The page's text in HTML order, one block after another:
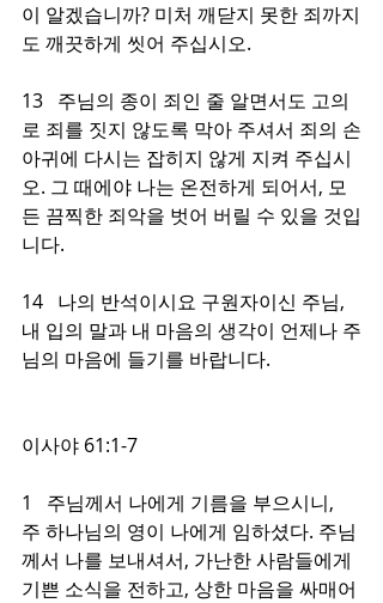
이 알겠습니까? 미처 깨닫지 못한 죄까지
도 깨끗하게 씻어 주십시오.
13   주님의 종이 죄인 줄 알면서도 고의
로 죄를 짓지 않도록 막아 주셔서 죄의 손
아귀에 다시는 잡히지 않게 지켜 주십시
오. 그 때에야 나는 온전하게 되어서, 모
든 끔찍한 죄악을 벗어 버릴 수 있을 것입
니다.
14   나의 반석이시요 구원자이신 주님,
내 입의 말과 내 마음의 생각이 언제나 주
님의 마음에 들기를 바랍니다.
이사야 61:1-7
1   주님께서 나에게 기름을 부으시니,
주 하나님의 영이 나에게 임하셨다. 주님
께서 나를 보내셔서, 가난한 사람들에게
기쁜 소식을 전하고, 상한 마음을 싸매어